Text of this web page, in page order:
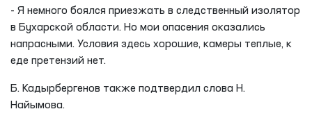
- Я немного боялся приезжать в следственный изолятор
в Бухарской области. Но мои опасения оказались
напрасными. Условия здесь хорошие, камеры теплые, к
еде претензий нет.
Б. Кадырбергенов также подтвердил слова Н.
Найымова.